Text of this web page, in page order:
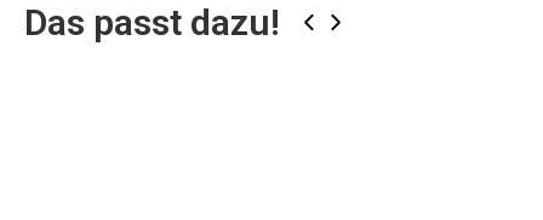
Das passt dazu! ‹ ›